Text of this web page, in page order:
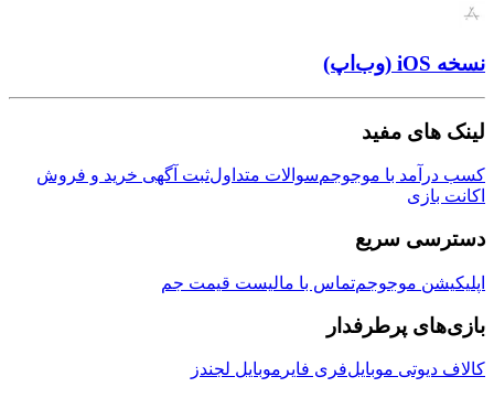
مفید
با موجوجم سوالات متداولثبت آگهی خرید و فروش
سریع
موجوجم تماس با مالیست قیمت جم
پرطرفدار
موبایلفری فایرموبایل لجندز